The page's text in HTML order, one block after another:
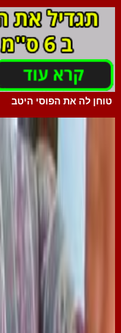
טוחן לה את הפוסי היטב